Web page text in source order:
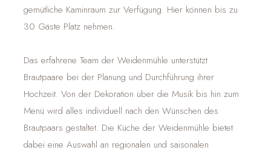
gemütliche Kaminraum zur Verfügung. Hier können bis zu
30 Gäste Platz nehmen.
Das erfahrene Team der Weidenmühle unterstützt
Brautpaare bei der Planung und Durchführung ihrer
Hochzeit. Von der Dekoration über die Musik bis hin zum
Menü wird alles individuell nach den Wünschen des
Brautpaars gestaltet. Die Küche der Weidenmühle bietet
dabei eine Auswahl an regionalen und saisonalen